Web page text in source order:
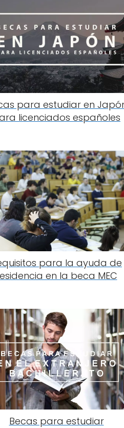
para estudiar en
licenciados españoles
para la ayuda de
en la beca MEC
Becas para estudiar